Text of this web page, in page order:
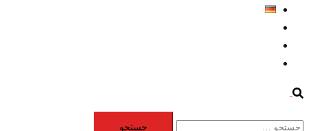
Search
جستجو